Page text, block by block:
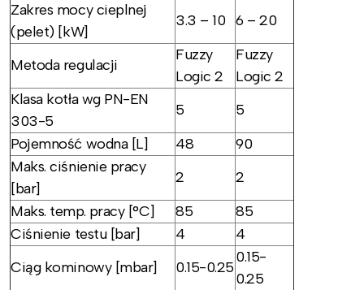
Zakres mocy cieplnej
(pelet) [kW]
3.3 – 10 6 – 20
Metoda regulacji
Fuzzy
Logic 2
Fuzzy
Logic 2
Klasa kotła wg PN-EN
303-5
5
5
Pojemność wodna [L]
48
90
Maks. ciśnienie pracy
[bar]
2
2
Maks. temp. pracy [°C]
85
85
Ciśnienie testu [bar]
4
4
Ciąg kominowy [mbar]
0.15-0.25
0.15-
0.25